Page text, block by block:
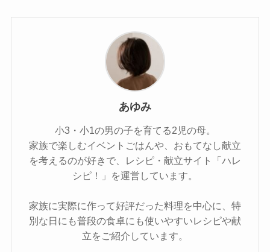
あゆみ
小3・小1の男の子を育てる2児の母。
家族で楽しむイベントごはんや、おもてなし献立
を考えるのが好きで、レシピ・献立サイト「ハレ
シピ！」を運営しています。
家族に実際に作って好評だった料理を中心に、特
別な日にも普段の食卓にも使いやすいレシピや献
立をご紹介しています。